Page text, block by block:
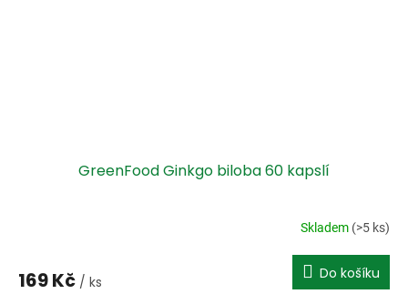
GreenFood Ginkgo biloba 60 kapslí
Skladem (>5 ks)
169 Kč / ks Do košíku